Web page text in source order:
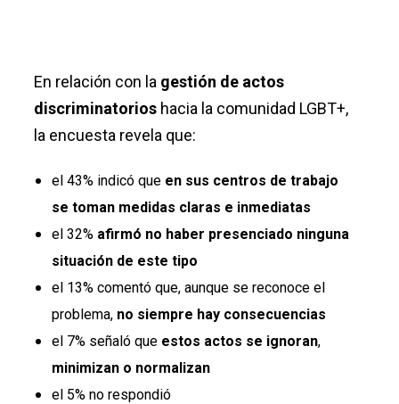
En relación con la gestión de actos
discriminatorioshacia la comunidad LGBT+,
la encuesta revela que:
el 43% indicó que en sus centros de trabajo
se toman medidas claras e inmediatas
el 32% afirmó no haber presenciado ninguna
situación de este tipo
el 13% comentó que, aunque se reconoce el
problema, no siempre hay consecuencias
el 7% señaló que estos actos se ignoran,
minimizan o normalizan
el 5% no respondió